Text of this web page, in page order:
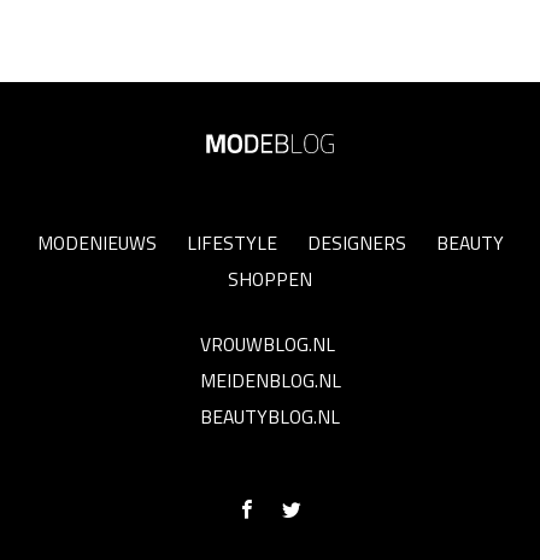
MODENIEUWS LIFESTYLE DESIGNERS
BEAUTY
SHOPPEN
VROUWBLOG.NL
MEIDENBLOG.NL
BEAUTYBLOG.NL